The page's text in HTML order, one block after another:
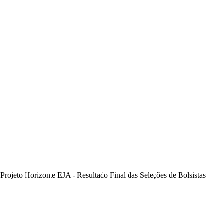
Projeto Horizonte EJA - Resultado Final das Seleções de Bolsistas